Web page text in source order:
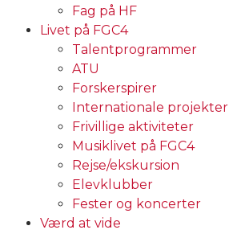
Fag på HF
Livet på FGC4
Talentprogrammer
ATU
Forskerspirer
Internationale projekter
Frivillige aktiviteter
Musiklivet på FGC4
Rejse/ekskursion
Elevklubber
Fester og koncerter
Værd at vide